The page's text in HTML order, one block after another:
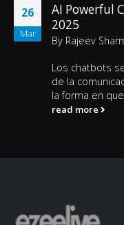
26
Mar
AI Powerful
2025
By Rajeev
Los chatbots
de la
la forma en que
read more